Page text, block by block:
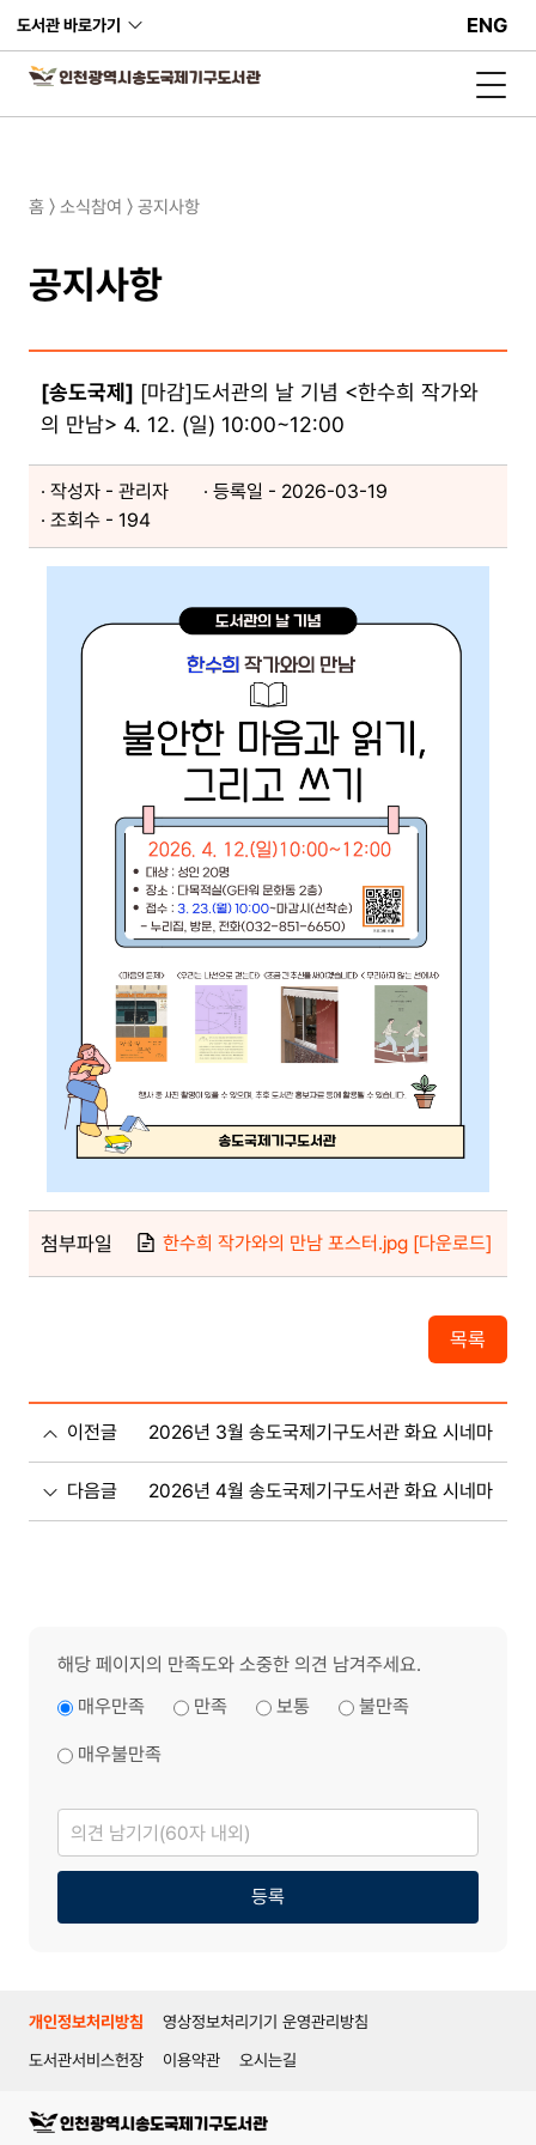
도서관 바로가기 ENG
홈 〉 소식참여 〉 공지사항
공지사항
[송도국제] [마감]도서관의 날 기념 <한수희 작가와
의 만남> 4. 12. (일) 10:00~12:00
작성자 - 관리자
등록일 - 2026-03-19​
조회수 - 194
첨부파일 한수희 작가와의 만남 포스터.jpg [다운로드]
목록
이전글 2026년 3월 송도국제기구도서관 화요 시네마
다음글 2026년 4월 송도국제기구도서관 화요 시네마
해당 페이지의 만족도와 소중한 의견 남겨주세요.
매우만족
만족 보통 불만족
매우불만족
의
견
남
기
등록
개인정보처리방침
영상정보처리기기 운영관리방침
도서관서비스헌장
이용약관 오시는길